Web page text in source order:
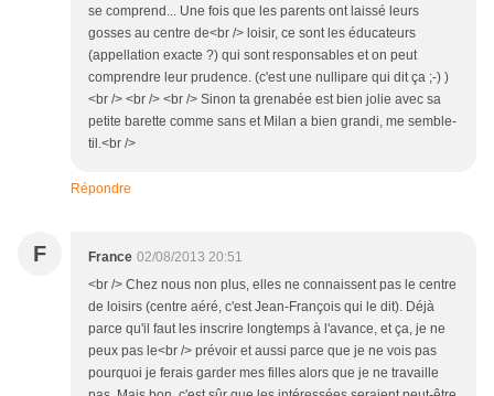
se comprend... Une fois que les parents ont laissé leurs
gosses au centre de<br /> loisir, ce sont les éducateurs
(appellation exacte ?) qui sont responsables et on peut
comprendre leur prudence. (c'est une nullipare qui dit ça ;-) )
<br /> <br /> <br /> Sinon ta grenabée est bien jolie avec sa
petite barette comme sans et Milan a bien grandi, me semble-
til.<br />
Répondre
F France 02/08/2013 20:51
<br /> Chez nous non plus, elles ne connaissent pas le centre
de loisirs (centre aéré, c'est Jean-François qui le dit). Déjà
parce qu'il faut les inscrire longtemps à l'avance, et ça, je ne
peux pas le<br /> prévoir et aussi parce que je ne vois pas
pourquoi je ferais garder mes filles alors que je ne travaille